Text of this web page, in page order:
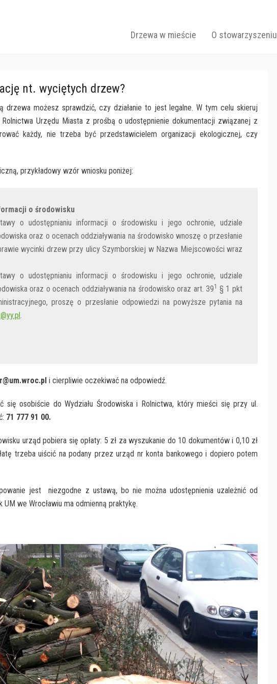
Primary Menu
Skip to content
Drzewa w mieście O stowarzyszeniu
nt. wyciętych drzew?
drzewa możesz sprawdzić, czy działanie to jest legalne. W tym celu skieruj
Rolnictwa Urzędu Miasta z prośbą o udostępnienie dokumentacji związanej z
każdy, nie trzeba być przedstawicielem organizacji ekologicznej, czy
przykładowy wzór wniosku poniżej:
o środowisku
o udostępnianiu informacji o środowisku i jego ochronie, udziale
oraz o ocenach oddziaływania na środowisko wnoszę o przesłanie
wycinki drzew przy ulicy Szymborskiej w Nazwa Miejscowości wraz
o udostępnianiu informacji o środowisku i jego ochronie, udziale
oraz o ocenach oddziaływania na środowisko oraz art. 391 § 1 pkt
proszę o przesłanie odpowiedzi na powyższe pytania na
.
i cierpliwie oczekiwać na odpowiedź.
się osobiście do Wydziału Środowiska i Rolnictwa, który mieści się przy ul.
71 777 91 00.
urząd pobiera się opłaty: 5 zł za wyszukanie do 10 dokumentów i 0,10 zł
trzeba uiścić na podany przez urząd nr konta bankowego i dopiero potem
jest niezgodne z ustawą, bo nie można udostępnienia uzależnić od
we Wrocławiu ma odmienną praktykę.